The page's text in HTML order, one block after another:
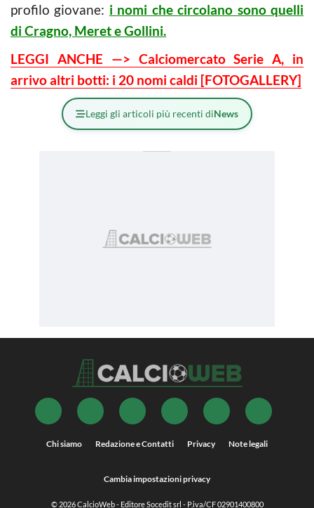
profilo giovane: i nomi che circolano sono quelli
di Cragno, Meret e Gollini.
LEGGI ANCHE —> Calciomercato Serie A, in
arrivo altri botti: i 20 nomi caldi [FOTOGALLERY]
Leggi gli articoli più recenti diNews
Chi siamo Redazione e Contatti Privacy Note legali
Cambia impostazioni privacy
© 2026CalcioWeb- Editore Socedit srl - P.iva/CF 02901400800